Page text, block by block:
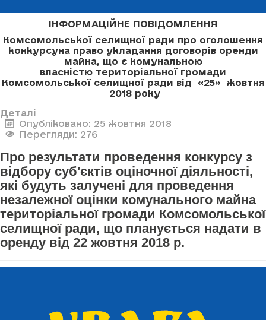
ІНФОРМАЦІЙНЕ ПОВІДОМЛЕННЯ
Комсомольської селищної ради про оголошення
конкурсуна право укладання договорів оренди
майна, що є комунальною
власністю територіальної громади
Комсомольської селищної ради від «25» жовтня
2018 року
Деталі
Опубліковано: 25 жовтня 2018
Перегляди: 276
Про результати проведення конкурсу з
відбору суб'єктів оціночної діяльності,
які будуть залучені для проведення
незалежної оцінки комунального майна
територіальної громади Комсомольської
селищної ради, що планується надати в
оренду від 22 жовтня 2018 р.